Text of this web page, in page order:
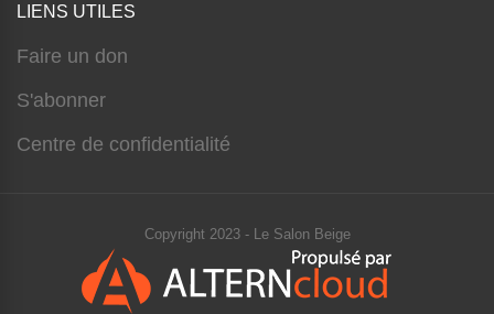
LIENS UTILES
Faire un don
S'abonner
Centre de confidentialité
Copyright 2023 - Le Salon Beige